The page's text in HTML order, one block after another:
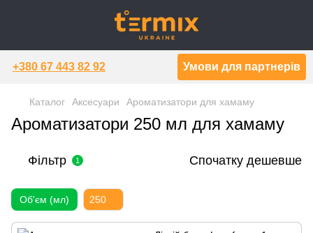
+380 67 443 82 92 Умови для партнерів
Каталог Аксесуари Ароматизатори для хамаму
Ароматизатори 250 мл для хамаму
Фільтр 1 Спочатку дешевше
Об'єм (мл) 250